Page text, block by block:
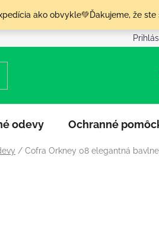
ako obvykle💚Ďakujeme, že ste
odevy Ochranné
/ Cofra Orkney 08 elegantná